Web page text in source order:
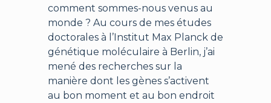
comment sommes-nous venus au
monde ? Au cours de mes études
doctorales à l’Institut Max Planck de
génétique moléculaire à Berlin, j’ai
mené des recherches sur la
manière dont les gènes s’activent
au bon moment et au bon endroit